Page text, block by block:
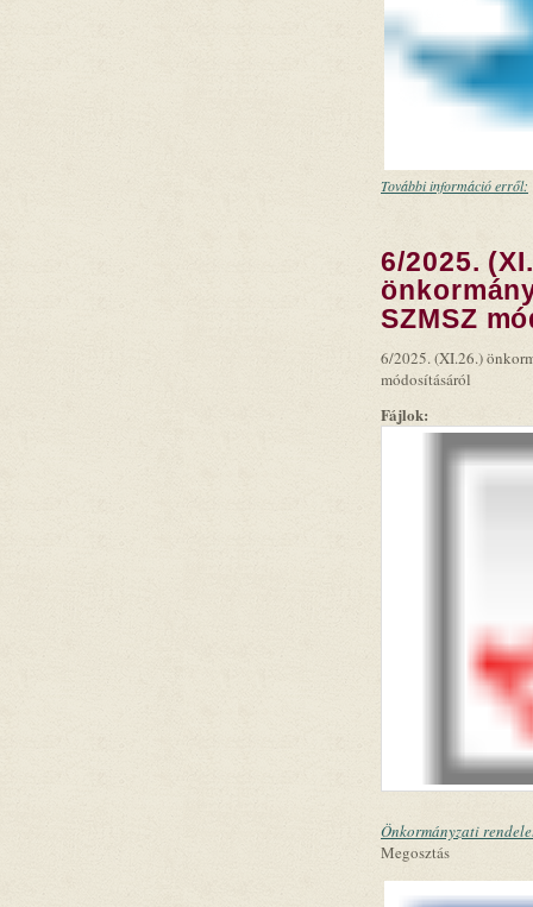
További információ erről:
6/2025.
SZMSZ
6/2025. (XI.26.)
módosításáról
Fájlok:
Önkormányzati
Megosztás